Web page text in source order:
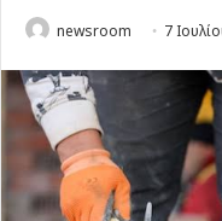
newsroom 7